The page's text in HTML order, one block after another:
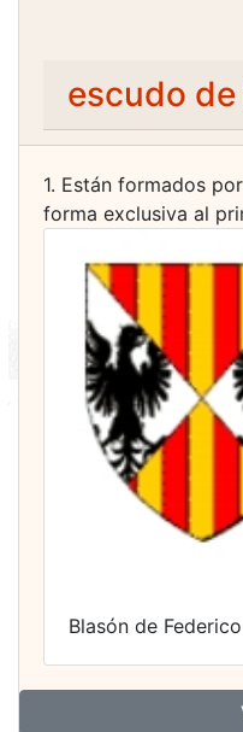
escudo
1. Están formados
forma exclusiva al
Blasón de